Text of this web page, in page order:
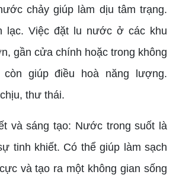
chảy giúp làm dịu tâm trạng.
lạc. Việc đặt lu nước ở các khu
gần cửa chính hoặc trong không
còn giúp điều hoà năng lượng.
thư thái.
sáng tạo: Nước trong suốt là
tinh khiết. Có thể giúp làm sạch
và tạo ra một không gian sống